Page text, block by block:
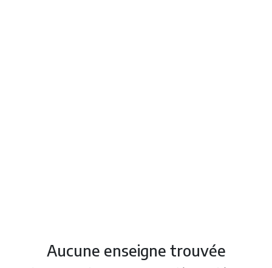
Aucune enseigne trouvée